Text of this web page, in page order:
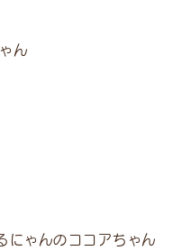
ん
にゃんのココアちゃん